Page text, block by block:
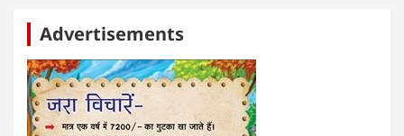
Advertisements